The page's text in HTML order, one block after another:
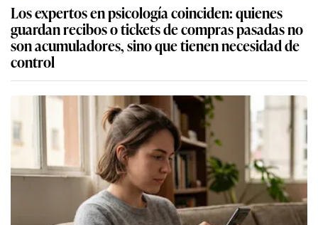
Los expertos en psicología coinciden: quienes
guardan recibos o tickets de compras pasadas no
son acumuladores, sino que tienen necesidad de
control